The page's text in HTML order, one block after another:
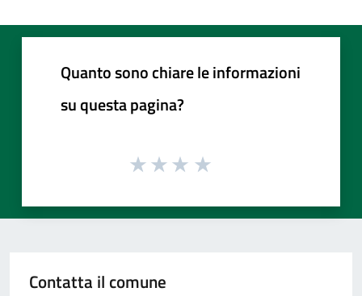
Quanto sono chiare le informazioni
su questa pagina?
Contatta il comune